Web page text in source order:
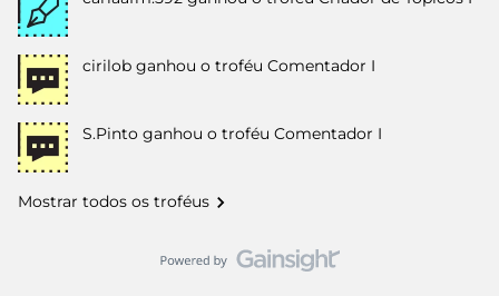
cirilob ganhou o troféu Comentador I
S.Pinto ganhou o troféu Comentador I
Mostrar todos os troféus